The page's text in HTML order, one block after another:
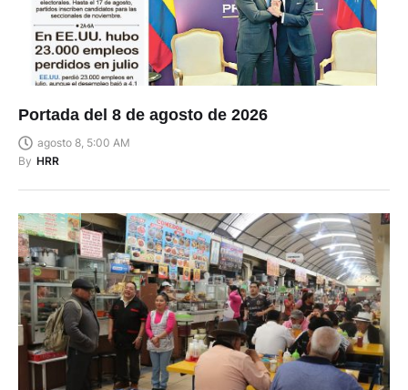
Portada del 8 de agosto de 2026
agosto 8, 5:00 AM
By HRR